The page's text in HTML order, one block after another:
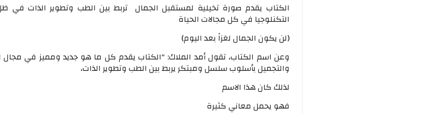
الكتاب يقدم صورة تخيلية لمستقبل الجمال تربط بين الطب وتطوير الذات في
التكنلوجيا في كل مجالات الحياة
(لن يكون الجمال لغزاً بعد اليوم)
وعن اسم الكتاب، تقول أمد الملاك: "الكتاب يقدم كل ما هو جديد ومميز في مجال
والتجميل بأسلوب سلسل ومبتكر يربط بين الطب وتطوير الذات،
لذلك كان هذا الاسم
فهو يحمل معاني كثيرة